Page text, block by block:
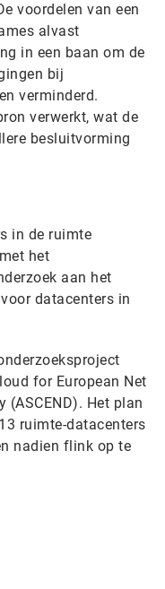
voordelen van een
alvast
in een baan om de
bij
verminderd.
verwerkt, wat de
besluitvorming
in de ruimte
het
aan het
datacenters in
for European Net
(ASCEND). Het plan
ruimte-datacenters
nadien flink op te